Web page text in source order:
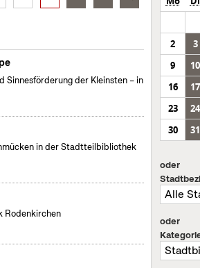
der Kleinsten – in
in der Stadtteilbibliothek
Rodenkirchen
2
3
9
10
16
17
23
24
30
31
oder
oder